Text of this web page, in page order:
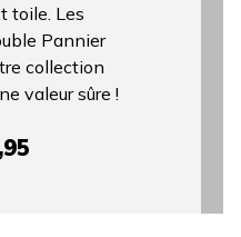
toile. Les
Pannier
collection
valeur sûre !